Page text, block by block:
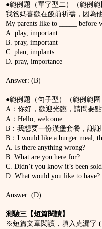
●範例題（單字型二）（範例範
我爸媽喜歡在飯前祈禱，因為
My parents like to _____ before
A. play, important
B. pray, important
C. plan, implants
D. pray, importance
Answer: (B)
●範例題（句子型）（範例範圍
A：你好，歡迎光臨，請問要點
A：Hello, welcome. ________
B：我想要一份漢堡套餐，謝謝
B：I would like a burger meal,
A. Is there anything wrong?
B. What are you here for?
C. Didn’t you know it’s been
D. What would you like to have?
Answer: (D)
測驗三【短篇閱讀】
※短篇文章閱讀，填入克漏字